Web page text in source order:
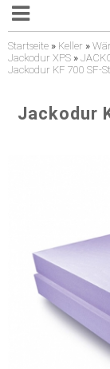
Startseite » Keller »
Jackodur XPS »
Jackodur KF 700 SF-
Jackodur